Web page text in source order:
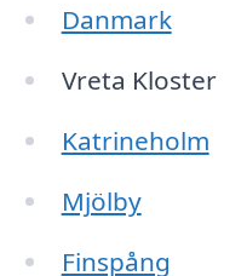
Danmark
Vreta Kloster
Katrineholm
Mjölby
Finspång